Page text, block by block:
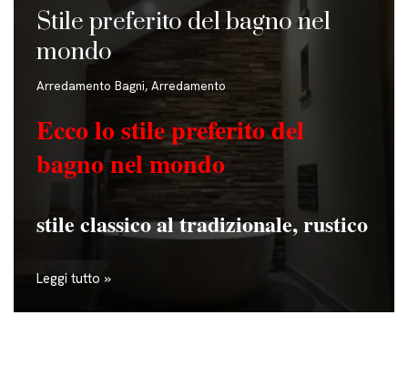
Stile preferito del bagno nel
mondo
Arredamento Bagni, Arredamento
Ecco lo stile preferito del
bagnonel mondo
stile classico al tradizionale, rustico
Leggi tutto »